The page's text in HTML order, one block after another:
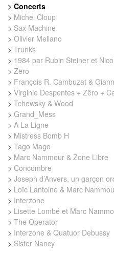
> Concerts
> Michel Cloup
> Sax Machine
> Olivier Mellano
> Trunks
> 1984 par Rubin Steiner et
> Zëro
> François R. Cambuzat &
> Virginie Despentes + Zëro +
> Tchewsky & Wood
> Grand_Mess
> A La Ligne
> Mistress Bomb H
> Tago Mago
> Marc Nammour & Zone Libre
> Concombre
> Joseph d’Anvers, un garçon
> Loïc Lantoine & Marc
> Interzone
> Lisette Lombé et Marc
> The Operator
> Interzone & Quatuor Debussy
> Sister Nancy